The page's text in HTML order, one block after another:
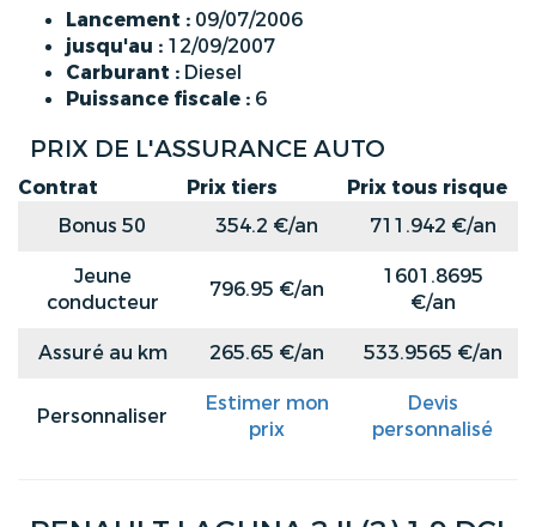
Lancement : 09/07/2006
jusqu'au : 12/09/2007
Carburant : Diesel
Puissance fiscale : 6
PRIX DE L'ASSURANCE AUTO
Contrat Prix tiers
Prix tous risque
Bonus 50
354.2 €/an
711.942 €/an
Jeune
conducteur
796.95 €/an
1601.8695
€/an
Assuré au km
265.65 €/an 533.9565 €/an
Personnaliser
Estimer mon
prix
Devis
personnalisé